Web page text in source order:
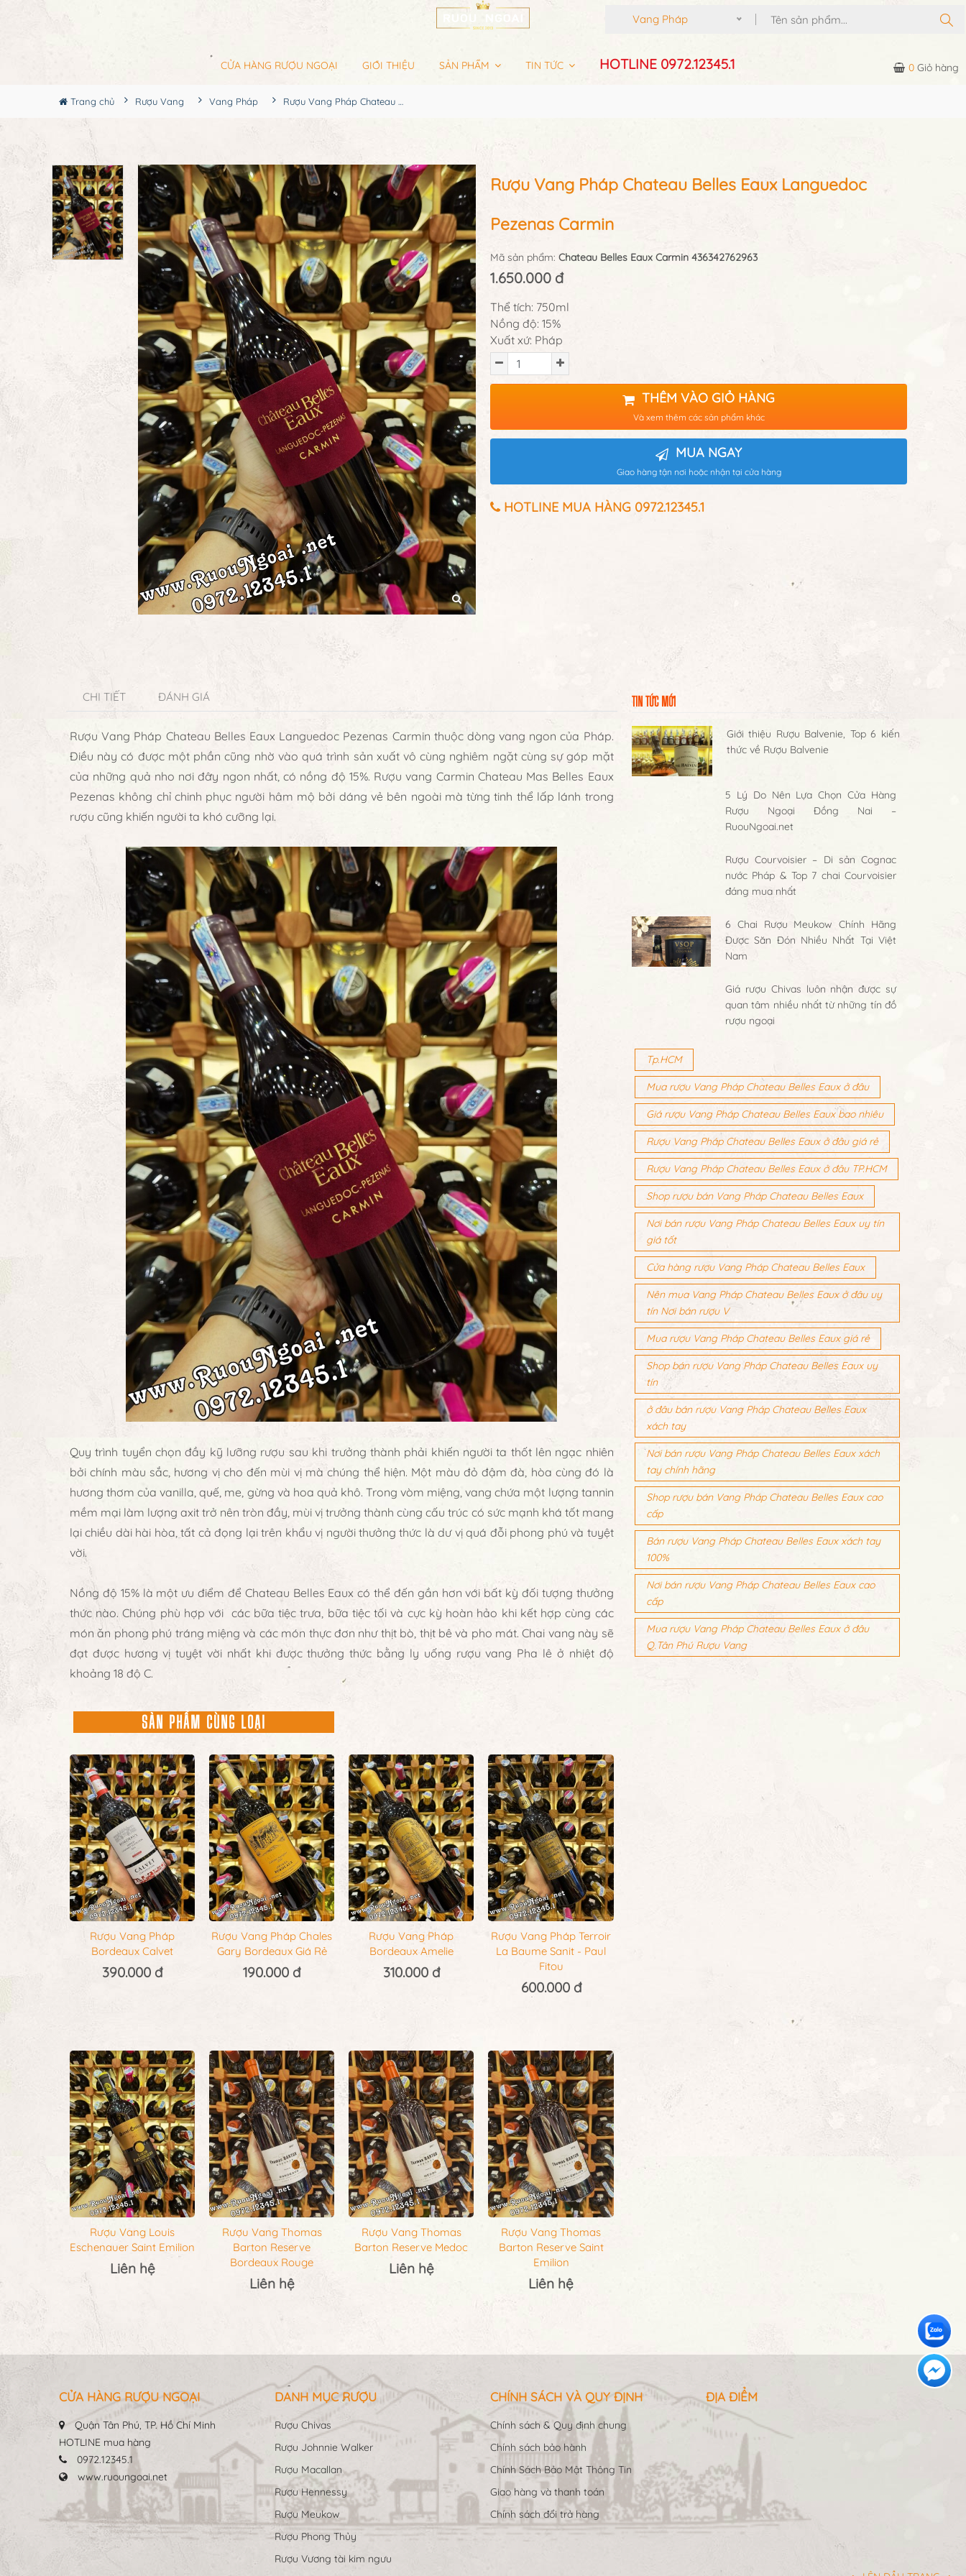
Vang Pháp
CỬA HÀNG RƯỢU NGOẠI GIỚI THIỆU SẢN PHẨM TIN TỨC HOTLINE 0972.12345.1 0 Giỏ hàng
Trang chủ Rượu Vang Vang Pháp Rượu Vang Pháp Chateau Belles Eaux Languedoc Pezenas Carmin
Rượu Vang Pháp Chateau Belles Eaux Languedoc
Pezenas Carmin
Mã sản phẩm: Chateau Belles Eaux Carmin 436342762963
1.650.000 đ
Thể tích: 750ml
Nồng độ: 15%
Xuất xứ: Pháp
THÊM VÀO GIỎ HÀNG
Và xem thêm các sản phẩm khác
MUA NGAY
Giao hàng tận nơi hoặc nhận tại cửa hàng
HOTLINE MUA HÀNG 0972.12345.1
CHI TIẾT ĐÁNH GIÁ
Rượu Vang Pháp Chateau Belles Eaux Languedoc Pezenas Carmin thuộc dòng vang ngon của Pháp.
Điều này có được một phần cũng nhờ vào quá trình sản xuất vô cùng nghiêm ngặt cùng sự góp mặt
của những quả nho nơi đây ngon nhất, có nồng độ 15%. Rượu vang Carmin Chateau Mas Belles Eaux
Pezenas không chỉ chinh phục người hâm mộ bởi dáng vẻ bên ngoài mà từng tinh thể lấp lánh trong
rượu cũng khiến người ta khó cưỡng lại.
Quy trình tuyển chọn đầy kỹ lưỡng rượu sau khi trưởng thành phải khiến người ta thốt lên ngạc nhiên
bởi chính màu sắc, hương vị cho đến mùi vị mà chúng thể hiện. Một màu đỏ đậm đà, hòa cùng đó là
hương thơm của vanilla, quế, me, gừng và hoa quả khô. Trong vòm miệng, vang chứa một lượng tannin
mềm mại làm lượng axit trở nên tròn đầy, mùi vị trưởng thành cùng cấu trúc có sức mạnh khá tốt mang
lại chiều dài hài hòa, tất cả đọng lại trên khẩu vị người thưởng thức là dư vị quá đỗi phong phú và tuyệt
vời.
Nồng độ 15% là một ưu điểm để Chateau Belles Eaux có thể đến gần hơn với bất kỳ đối tượng thưởng
thức nào. Chúng phù hợp với các bữa tiệc trưa, bữa tiệc tối và cực kỳ hoàn hảo khi kết hợp cùng các
món ăn phong phú tráng miệng và các món thực đơn như thịt bò, thịt bê và pho mát. Chai vang này sẽ
đạt được hương vị tuyệt vời nhất khi được thưởng thức bằng ly uống rượu vang Pha lê ở nhiệt độ
khoảng 18 độ C.
SẢN PHẨM CÙNG LOẠI
Rượu Vang Pháp
Bordeaux Calvet
390.000 đ
Rượu Vang Pháp Chales
Gary Bordeaux Giá Rẻ
190.000 đ
Rượu Vang Pháp
Bordeaux Amelie
310.000 đ
Rượu Vang Pháp Terroir
La Baume Sanit - Paul
Fitou
600.000 đ
Rượu Vang Louis
Eschenauer Saint Emilion
Liên hệ
Rượu Vang Thomas
Barton Reserve
Bordeaux Rouge
Liên hệ
Rượu Vang Thomas
Barton Reserve Medoc
Liên hệ
Rượu Vang Thomas
Barton Reserve Saint
Emilion
Liên hệ
TIN TỨC MỚI
Giới thiệu Rượu Balvenie, Top 6 kiến
thức về Rượu Balvenie
5 Lý Do Nên Lựa Chọn Cửa Hàng
Rượu Ngoại Đồng Nai –
RuouNgoai.net
Rượu Courvoisier – Di sản Cognac
nước Pháp & Top 7 chai Courvoisier
đáng mua nhất
6 Chai Rượu Meukow Chính Hãng
Được Săn Đón Nhiều Nhất Tại Việt
Nam
Giá rượu Chivas luôn nhận được sự
quan tâm nhiều nhất từ những tín đồ
rượu ngoại
Tp.HCM
Mua rượu Vang Pháp Chateau Belles Eaux ở đâu
Giá rượu Vang Pháp Chateau Belles Eaux bao nhiêu
Rượu Vang Pháp Chateau Belles Eaux ở đâu giá rẻ
Rượu Vang Pháp Chateau Belles Eaux ở đâu TP.HCM
Shop rượu bán Vang Pháp Chateau Belles Eaux
Nơi bán rượu Vang Pháp Chateau Belles Eaux uy tín
giá tốt
Cửa hàng rượu Vang Pháp Chateau Belles Eaux
Nên mua Vang Pháp Chateau Belles Eaux ở đâu uy
tín Nơi bán rượu V
Mua rượu Vang Pháp Chateau Belles Eaux giá rẻ
Shop bán rượu Vang Pháp Chateau Belles Eaux uy
tín
ở đâu bán rượu Vang Pháp Chateau Belles Eaux
xách tay
Nơi bán rượu Vang Pháp Chateau Belles Eaux xách
tay chính hãng
Shop rượu bán Vang Pháp Chateau Belles Eaux cao
cấp
Bán rượu Vang Pháp Chateau Belles Eaux xách tay
100%
Nơi bán rượu Vang Pháp Chateau Belles Eaux cao
cấp
Mua rượu Vang Pháp Chateau Belles Eaux ở đâu
Q.Tân Phú Rượu Vang
CỬA HÀNG RƯỢU NGOẠI
Quận Tân Phú, TP. Hồ Chí Minh
HOTLINE mua hàng
0972.12345.1
www.ruoungoai.net
DANH MỤC RƯỢU
Rượu Chivas
Rượu Johnnie Walker
Rượu Macallan
Rượu Hennessy
Rượu Meukow
Rượu Phong Thủy
Rượu Vương tài kim ngưu
CHÍNH SÁCH VÀ QUY ĐỊNH
Chính sách & Quy định chung
Chính sách bảo hành
Chính Sách Bảo Mật Thông Tin
Giao hàng và thanh toán
Chính sách đổi trả hàng
ĐỊA ĐIỂM